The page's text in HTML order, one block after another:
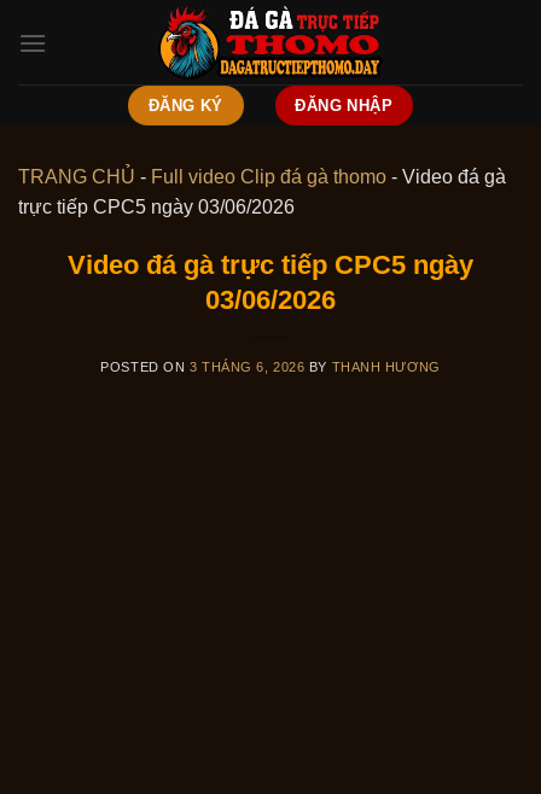
ĐĂNG KÝ ĐĂNG NHẬP
TRANG CHỦ - Full video Clip đá gà thomo - Video đá gà
trực tiếp CPC5 ngày 03/06/2026
Video đá gà trực tiếp CPC5 ngày
03/06/2026
POSTED ON 3 THÁNG 6, 2026 BY THANH HƯƠNG